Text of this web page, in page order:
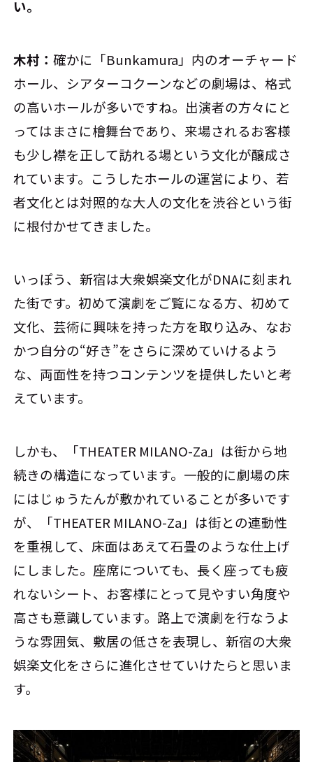
い。
木村：確かに「Bunkamura」内のオーチャード
ホール、シアターコクーンなどの劇場は、格式
の高いホールが多いですね。出演者の方々にと
ってはまさに檜舞台であり、来場されるお客様
も少し襟を正して訪れる場という文化が醸成さ
れています。こうしたホールの運営により、若
者文化とは対照的な大人の文化を渋谷という街
に根付かせてきました。
いっぽう、新宿は大衆娯楽文化がDNAに刻まれ
た街です。初めて演劇をご覧になる方、初めて
文化、芸術に興味を持った方を取り込み、なお
かつ自分の“好き”をさらに深めていけるよう
な、両面性を持つコンテンツを提供したいと考
えています。
しかも、「THEATER MILANO-Za」は街から地
続きの構造になっています。一般的に劇場の床
にはじゅうたんが敷かれていることが多いです
が、「THEATER MILANO-Za」は街との連動性
を重視して、床面はあえて石畳のような仕上げ
にしました。座席についても、長く座っても疲
れないシート、お客様にとって見やすい角度や
高さも意識しています。路上で演劇を行なうよ
うな雰囲気、敷居の低さを表現し、新宿の大衆
娯楽文化をさらに進化させていけたらと思いま
す。